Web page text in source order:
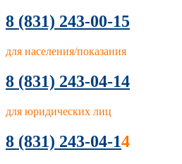
8 (831) 243-00-15
для населения/показания
8 (831) 243-04-14
для юридических лиц
8 (831) 243-04-14